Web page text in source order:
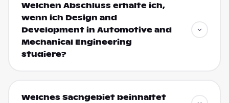
Welchen Abschluss erhalte ich,
wenn ich Design and
Development in Automotive and
Mechanical Engineering
studiere?
Welches Sachgebiet beinhaltet